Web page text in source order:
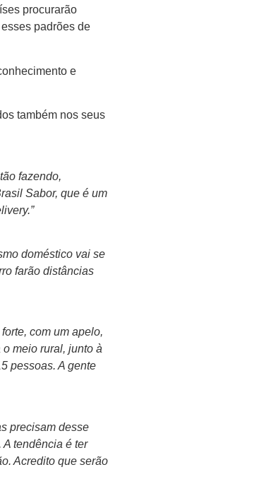
procurarão
padrões de
e
também nos seus
fazendo,
Sabor, que é um
doméstico vai se
farão distâncias
com um apelo,
meio rural, junto à
pessoas. A gente
precisam desse
tendência é ter
Acredito que serão